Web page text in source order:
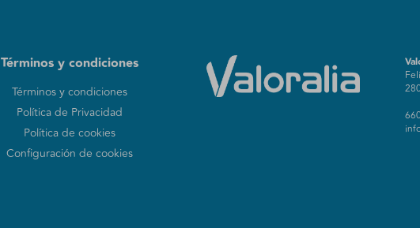
Términos y condiciones
Términos y condiciones
Política de Privacidad
Política de cookies
Configuración de cookies